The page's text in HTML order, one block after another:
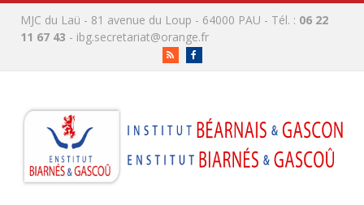
MJC du Laü - 81 avenue du Loup - 64000 PAU - Tél. : 06 22
11 67 43 - ibg.secretariat@orange.fr
RSS